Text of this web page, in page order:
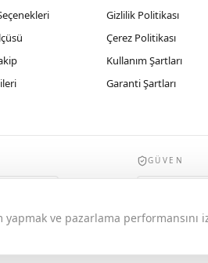
Gizlilik Politikası
Çerez Politikası
Kullanım Şartları
Garanti Şartları
GÜVEN
ve pazarlama performansını